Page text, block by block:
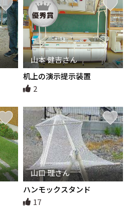
山本 健吉さん
机上の演示提示装置
2
山口 理さん
ハンモックスタンド
17